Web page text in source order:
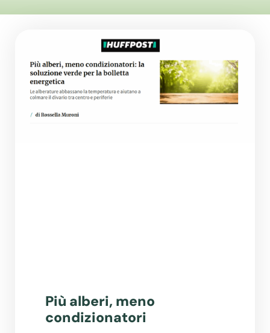
Più alberi, meno
condizionatori